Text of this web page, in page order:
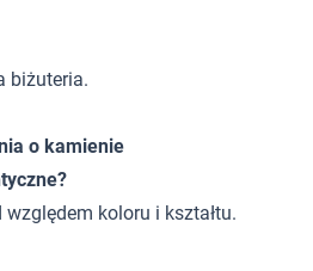
biżuteria.
o kamienie
koloru i kształtu.